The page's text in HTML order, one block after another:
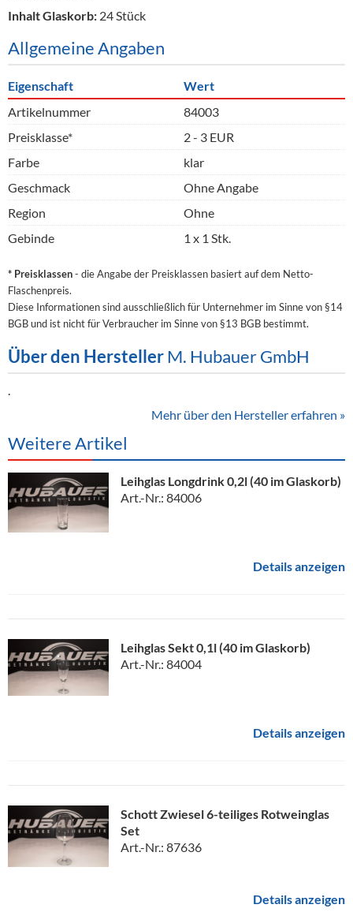
Inhalt Glaskorb: 24 Stück
Allgemeine Angaben
Eigenschaft
Wert
Artikelnummer
84003
Preisklasse*
2 - 3 EUR
Farbe
klar
Geschmack
Ohne Angabe
Region
Ohne
Gebinde
1 x 1 Stk.
* Preisklassen- die Angabe der Preisklassen basiert auf dem Netto-
Flaschenpreis.
Diese Informationen sind ausschließlich für Unternehmer im Sinne von §14
BGB und ist nicht für Verbraucher im Sinne von §13 BGB bestimmt.
Über den Hersteller M. Hubauer GmbH
Mehr über den Hersteller erfahren »
Weitere Artikel
Leihglas Longdrink 0,2l (40 im Glaskorb)
Art.-Nr.: 84006
Details anzeigen
Leihglas Sekt 0,1l (40 im Glaskorb)
Art.-Nr.: 84004
Details anzeigen
Schott Zwiesel 6-teiliges Rotweinglas
Set
Art.-Nr.: 87636
Details anzeigen